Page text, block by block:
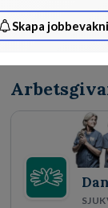
Skapa